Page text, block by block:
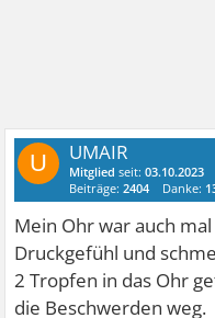
U UMAIR
Mitglied seit:03.10.2023
Beiträge:2404 Danke:
Mein Ohr war auch
Druckgefühl und
2 Tropfen in das Ohr
die Beschwerden weg.